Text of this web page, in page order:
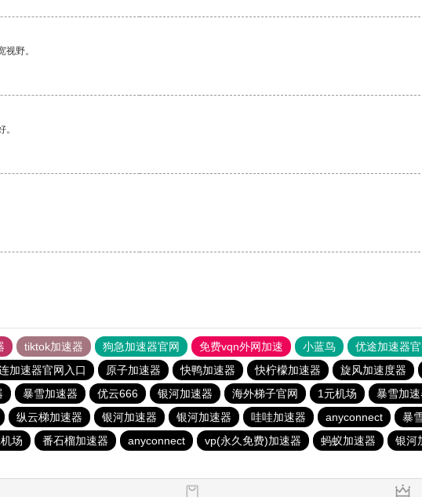
野。
tiktok加速器 狗急加速器官网 免费vqn外网加速 小蓝鸟 优途加速器
加速器官网入口 原子加速器 快鸭加速器 快柠檬加速器 旋风加速度器
暴雪加速器 优云666 银河加速器 海外梯子官网 1元机场 暴雪加速
纵云梯加速器 银河加速器 银河加速器 哇哇加速器 anyconnect 暴
场 番石榴加速器 anyconnect vp(永久免费)加速器 蚂蚁加速器 银河